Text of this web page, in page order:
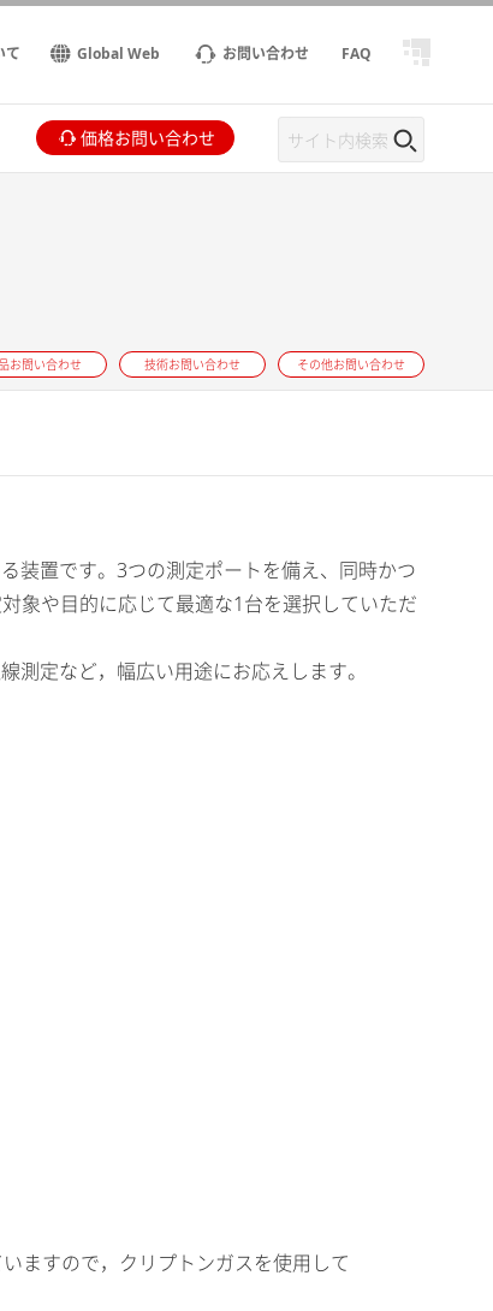
て Global Web お問い合わせ FAQ
価格お問い合わせ
お問い合わせ 技術お問い合わせ その他お問い合わせ
装置です。3つの測定ポートを備え、同時かつ
象や目的に応じて最適な1台を選択していただ
測定など，幅広い用途にお応えします。
ますので，クリプトンガスを使用して